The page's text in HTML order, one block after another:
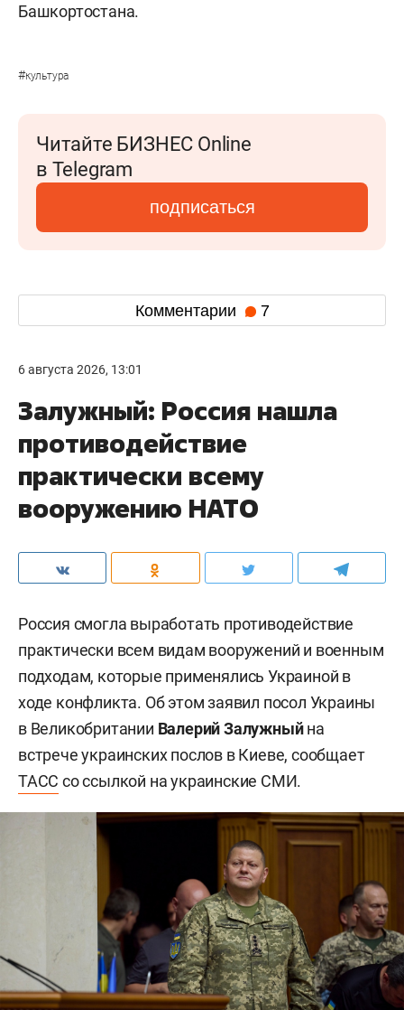
Башкортостана.
#культура
Читайте БИЗНЕС Online
в Telegram
подписаться
Комментарии 7
6 августа 2026, 13:01
Залужный: Россия нашла
противодействие
практически всему
вооружению НАТО
Россия смогла выработать противодействие
практически всем видам вооружений и военным
подходам, которые применялись Украиной в
ходе конфликта. Об этом заявил посол Украины
в Великобритании Валерий Залужныйна
встрече украинских послов в Киеве, сообщает
ТАСС со ссылкой на украинские СМИ.